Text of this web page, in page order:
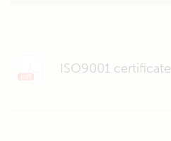
ISO9001 certificate